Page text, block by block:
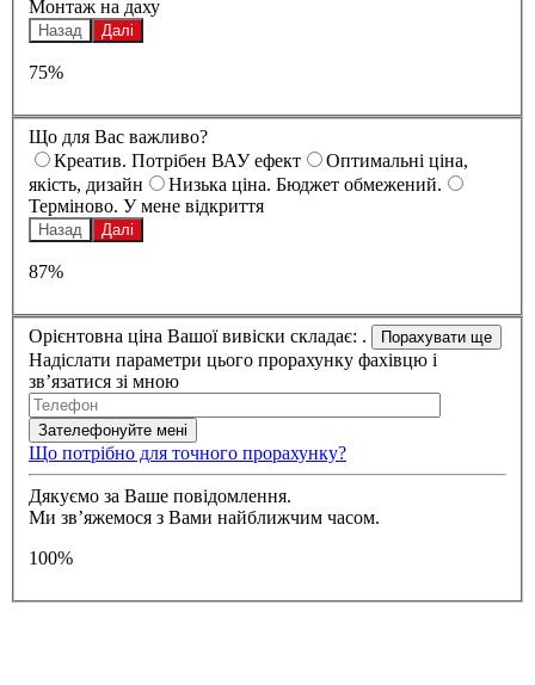
Монтаж на даху
Назад Далі
75%
Що для Вас важливо?
Креатив. Потрібен ВАУ ефект
Оптимальні ціна,
якість, дизайн
Низька ціна. Бюджет обмежений.
Терміново. У мене відкриття
Назад Далі
87%
Орієнтовна ціна Вашої вивіски складає: .
Надіслати параметри цього прорахунку фахівцю і
зв’язатися зі мною
Що потрібно для точного прорахунку?
Дякуємо за Ваше повідомлення.
Ми зв’яжемося з Вами найближчим часом.
100%